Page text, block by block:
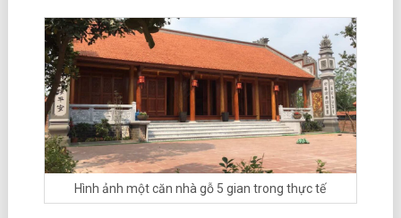
Hình ảnh một căn nhà gỗ 5 gian trong thực tế